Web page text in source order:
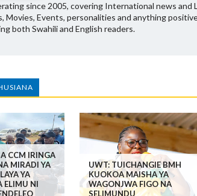
since 2005, covering International news and
Movies, Events, personalities and anything
both Swahili and English readers.
CCM IRINGA
MIRADI YA
YA
ELIMU NI
UWT: TUICHANGIE BMH
KUOKOA MAISHA YA
WAGONJWA FIGO NA
SELIMUNDU